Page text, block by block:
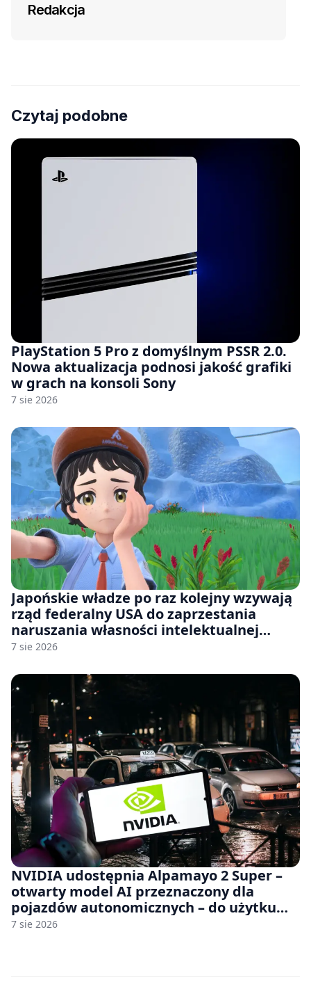
Redakcja
Czytaj podobne
PlayStation 5 Pro z domyślnym PSSR 2.0.
Nowa aktualizacja podnosi jakość grafiki
w grach na konsoli Sony
7 sie 2026
Japońskie władze po raz kolejny wzywają
rząd federalny USA do zaprzestania
naruszania własności intelektualnej
japońskich gier i anime
7 sie 2026
NVIDIA udostępnia Alpamayo 2 Super –
otwarty model AI przeznaczony dla
pojazdów autonomicznych – do użytku
komercyjnego
7 sie 2026